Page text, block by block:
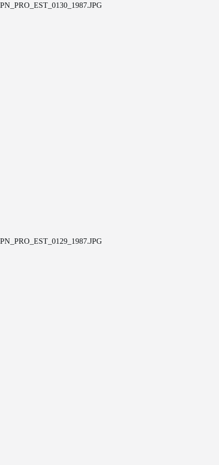
PN_PRO_EST_0130_1987.JPG
PN_PRO_EST_0129_1987.JPG